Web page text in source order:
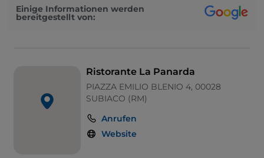
Einige Informationen werden
bereitgestellt von:
Ristorante La Panarda
PIAZZA EMILIO BLENIO 4, 00028
SUBIACO (RM)
Anrufen
Website